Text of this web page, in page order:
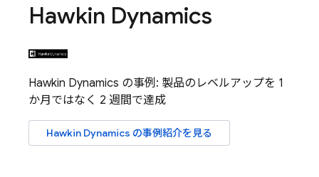
Hawkin Dynamics
Hawkin Dynamics の事例: 製品のレベルアップを 1
か月ではなく 2 週間で達成
Hawkin Dynamics の事例紹介を見る